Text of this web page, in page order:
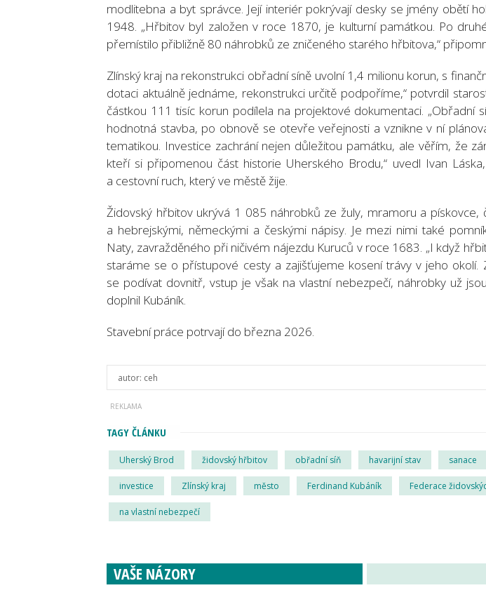
modlitebna a byt správce. Její interiér pokrývají desky se jmény obětí
1948. „Hřbitov byl založen v roce 1870, je kulturní památkou. Po
přemístilo přibližně 80 náhrobků ze zničeného starého hřbitova,“
Zlínský kraj na rekonstrukci obřadní síně uvolní 1,4 milionu korun, s
dotaci aktuálně jednáme, rekonstrukci určitě podpoříme,“ potvrdil
částkou 111 tisíc korun podílela na projektové dokumentaci. „Obřadní
hodnotná stavba, po obnově se otevře veřejnosti a vznikne v ní
tematikou. Investice zachrání nejen důležitou památku, ale věřím, že
kteří si připomenou část historie Uherského Brodu,“ uvedl Ivan
a cestovní ruch, který ve městě žije.
Židovský hřbitov ukrývá 1 085 náhrobků ze žuly, mramoru a pískovce,
a hebrejskými, německými a českými nápisy. Je mezi nimi také
Naty, zavražděného při ničivém nájezdu Kuruců v roce 1683. „I když
staráme se o přístupové cesty a zajišťujeme kosení trávy v jeho okolí.
se podívat dovnitř, vstup je však na vlastní nebezpečí, náhrobky už
doplnil Kubáník.
Stavební práce potrvají do března 2026.
autor: ceh
TAGY ČLÁNKU
Uherský Brod židovský hřbitov obřadní síň havarijní stav sanace
investice Zlínský kraj město Ferdinand Kubáník Federace
na vlastní nebezpečí
VAŠE NÁZORY